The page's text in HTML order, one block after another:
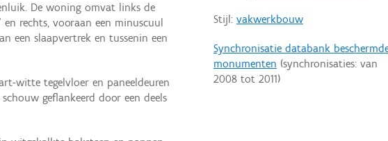
Stijl: vakwerkbouw
Synchronisatie databank
monumenten (synchronisaties: van
2008tot 2011)
De woning omvat links de
rechts, vooraan een minuscuul
een slaapvertrek en tussenin een
witte tegelvloer en paneeldeuren
geflankeerd door een deels